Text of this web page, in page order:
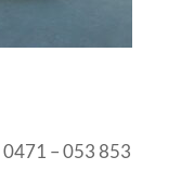
0471 – 053 853